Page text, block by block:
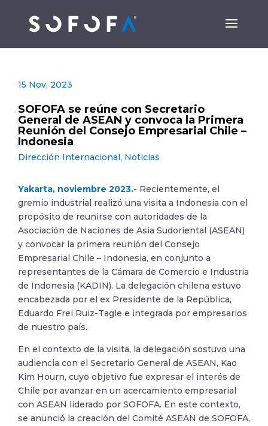
15 Nov, 2023
SOFOFA se reúne con Secretario
General de ASEAN y convoca la Primera
Reunión del Consejo Empresarial Chile –
Indonesia
Dirección Internacional, Noticias
Yakarta, noviembre 2023.- Recientemente, el
gremio industrial realizó una visita a Indonesia con el
propósito de reunirse con autoridades de la
Asociación de Naciones de Asia Sudoriental (ASEAN)
y convocar la primera reunión del Consejo
Empresarial Chile – Indonesia, en conjunto a
representantes de la Cámara de Comercio e Industria
de Indonesia (KADIN). La delegación chilena estuvo
encabezada por el ex Presidente de la República,
Eduardo Frei Ruiz-Tagle e integrada por empresarios
de nuestro país.
En el contexto de la visita, la delegación sostuvo una
audiencia con el Secretario General de ASEAN, Kao
Kim Hourn, cuyo objetivo fue expresar el interés de
Chile por avanzar en un acercamiento empresarial
con ASEAN liderado por SOFOFA. En este contexto,
se anunció la creación del Comité ASEAN de SOFOFA,